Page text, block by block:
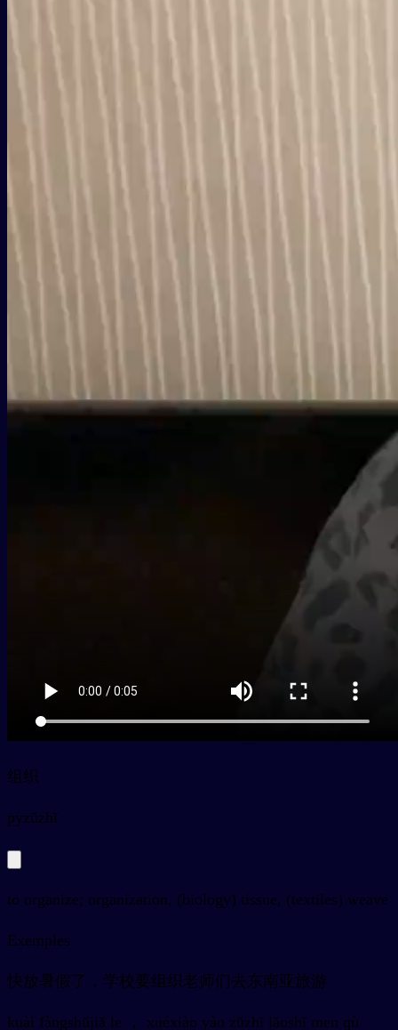
组织
pyzǔzhī
to organize; organization, (biology) tissue, (textiles) weave
Exemples
快放暑假了，学校要组织老师们去东南亚旅游
kuài fàngshǔjiǎ le ， xuéxiào yào zǔzhī lǎoshī men qù